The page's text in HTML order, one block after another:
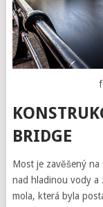
BRIDGE
Most je zavěšený na
nad hladinou vodya
mola, která byla